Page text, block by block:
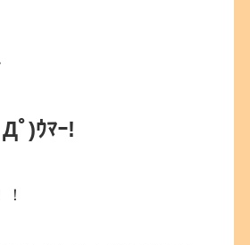
ﾟ)ｳﾏｰ!